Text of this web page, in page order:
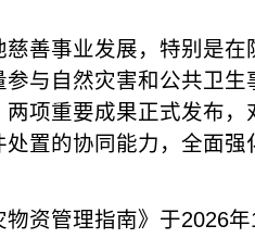
善事业发展，特别是
与自然灾害和公共卫
项重要成果正式发布
置的协同能力，全面
资管理指南》于2026